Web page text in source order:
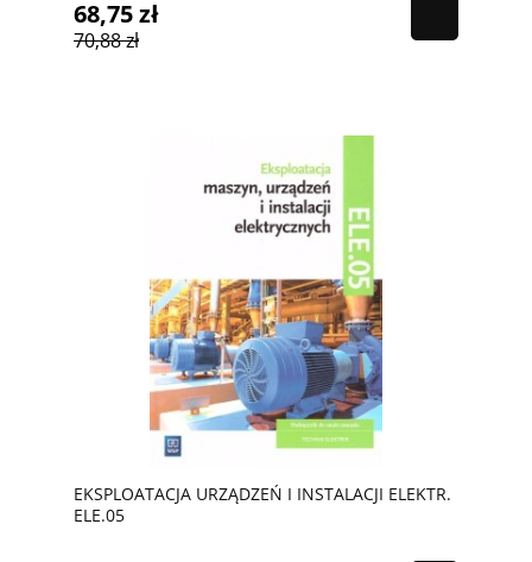
68,75 zł
70,88 zł
EKSPLOATACJA URZĄDZEŃ I INSTALACJI ELEKTR.
ELE.05